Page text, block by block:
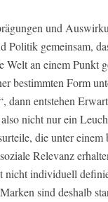
und
Politik gemeinsam,
Welt an einem Punkt
bestimmten Form
dann entstehen
nicht nur ein
die unter einem
Relevanz
nicht individuell
sind deshalb